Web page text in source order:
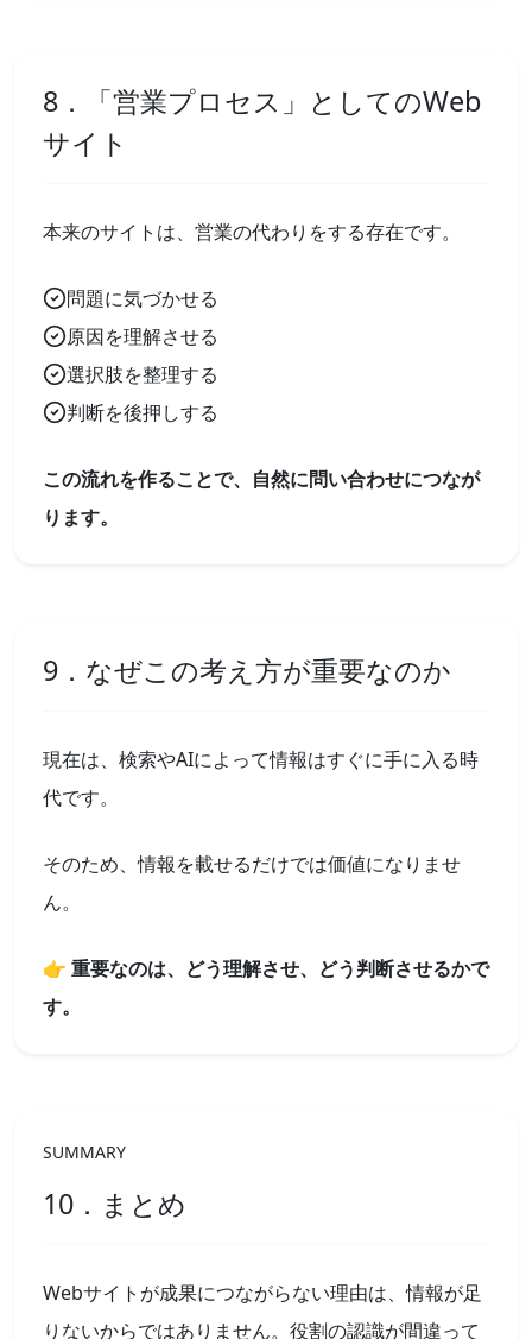
8．「営業プロセス」としてのWeb
サイト
本来のサイトは、営業の代わりをする存在です。
問題に気づかせる
原因を理解させる
選択肢を整理する
判断を後押しする
この流れを作ることで、自然に問い合わせにつなが
ります。
9．なぜこの考え方が重要なのか
現在は、検索やAIによって情報はすぐに手に入る時
代です。
そのため、情報を載せるだけでは価値になりませ
ん。
👉 重要なのは、どう理解させ、どう判断させるかで
す。
SUMMARY
10．まとめ
Webサイトが成果につながらない理由は、情報が足
りないからではありません。役割の認識が間違って